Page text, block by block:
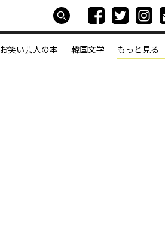
お笑い芸人の本 韓国文学 もっと見る